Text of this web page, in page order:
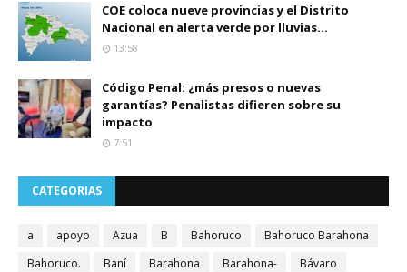
COE coloca nueve provincias y el Distrito
Nacional en alerta verde por lluvias...
13:58
Código Penal: ¿más presos o nuevas
garantías? Penalistas difieren sobre su
impacto
7:51
CATEGORIAS
a apoyo Azua B Bahoruco
Bahoruco Barahona
Bahoruco.
Baní Barahona Barahona-
Bávaro